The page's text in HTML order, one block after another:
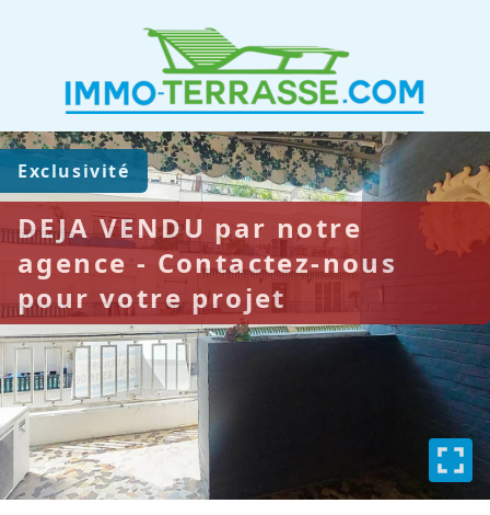
Exclusivité
DEJA VENDU par notre
agence - Contactez-nous
pour votre projet